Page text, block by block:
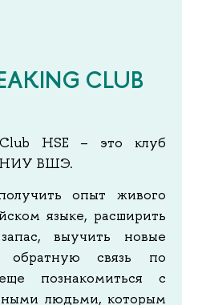
CLUB
HSE – это клуб
НИУ ВШЭ.
опыт живого
языке, расширить
выучить новые
обратную связь по
познакомиться с
людьми, которым